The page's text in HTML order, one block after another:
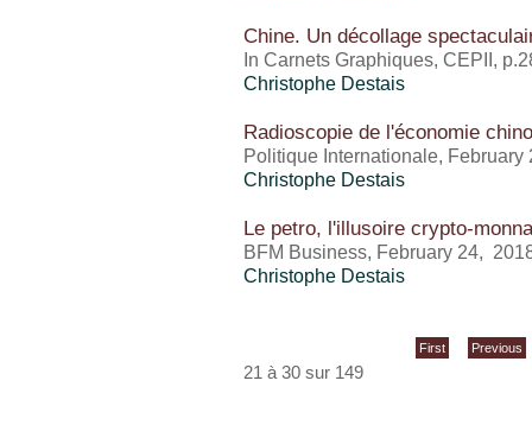
Chine. Un décollage
In Carnets Graphiques, CEPII,
Christophe Destais
Radioscopie de l'économie
Politique Internationale,
Christophe Destais
Le petro, l'illusoire crypto-
BFM Business, February 24,
Christophe Destais
First Previous
21 à 30 sur 149